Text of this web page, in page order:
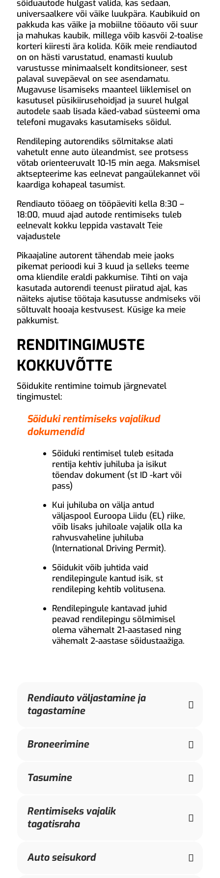
sõiduautode hulgast valida, kas sedaan,
universaalkere või väike luukpära. Kaubikuid on
pakkuda kas väike ja mobiilne tööauto või suur
ja mahukas kaubik, millega võib kasvõi 2-toalise
korteri kiiresti ära kolida. Kõik meie rendiautod
on on hästi varustatud, enamasti kuulub
varustusse minimaalselt konditsioneer, sest
palaval suvepäeval on see asendamatu.
Mugavuse lisamiseks maanteel liiklemisel on
kasutusel püsikiirusehoidjad ja suurel hulgal
autodele saab lisada käed-vabad süsteemi oma
telefoni mugavaks kasutamiseks sõidul.
Rendileping autorendiks sõlmitakse alati
vahetult enne auto üleandmist, see protsess
võtab orienteeruvalt 10-15 min aega. Maksmisel
aktsepteerime kas eelnevat pangaülekannet või
kaardiga kohapeal tasumist.
Rendiauto tööaeg on tööpäeviti kella 8:30 –
18:00, muud ajad autode rentimiseks tuleb
eelnevalt kokku leppida vastavalt Teie
vajadustele
Pikaajaline autorent tähendab meie jaoks
pikemat perioodi kui 3 kuud ja selleks teeme
oma kliendile eraldi pakkumise. Tihti on vaja
kasutada autorendi teenust piiratud ajal, kas
näiteks ajutise töötaja kasutusse andmiseks või
sõltuvalt hooaja kestvusest. Küsige ka meie
pakkumist.
RENDITINGIMUSTE
KOKKUVÕTTE
Sõidukite rentimine toimub järgnevatel
tingimustel:
Sõiduki rentimiseks vajalikud
dokumendid
Sõiduki rentimisel tuleb esitada
rentija kehtiv juhiluba ja isikut
tõendav dokument (st ID -kart või
pass)
Kui juhiluba on välja antud
väljaspool Euroopa Liidu (EL) riike,
võib lisaks juhiloale vajalik olla ka
rahvusvaheline juhiluba
(International Driving Permit).
Sõidukit võib juhtida vaid
rendilepingule kantud isik, st
rendileping kehtib volitusena.
Rendilepingule kantavad juhid
peavad rendilepingu sõlmimisel
olema vähemalt 21-aastased ning
vähemalt 2-aastase sõidustaažiga.
Rendiauto väljastamine ja
tagastamine
Broneerimine
Tasumine
Rentimiseks vajalik
tagatisraha
Auto seisukord